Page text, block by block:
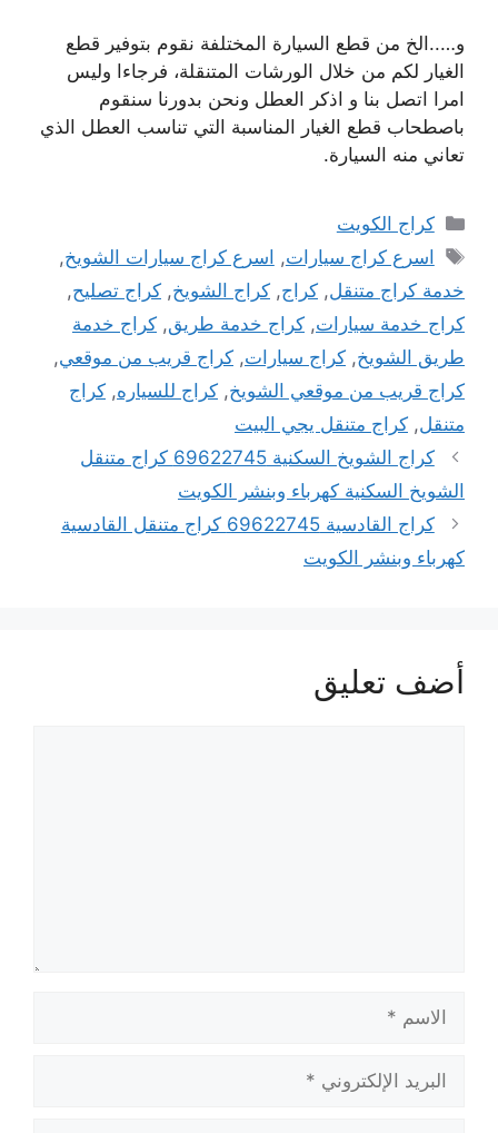
و…..الخ من قطع السيارة المختلفة نقوم بتوفير قطع
الغيار لكم من خلال الورشات المتنقلة، فرجاءا وليس
امرا اتصل بنا و اذكر العطل ونحن بدورنا سنقوم
باصطحاب قطع الغيار المناسبة التي تناسب العطل الذي
تعاني منه السيارة.
التصنيفات
كراج الكويت
الوسوم
اسرع كراج سيارات, اسرع كراج سيارات الشويخ,
خدمة كراج متنقل, كراج, كراج الشويخ, كراج تصليح,
كراج خدمة سيارات, كراج خدمة طريق, كراج خدمة
طريق الشويخ, كراج سيارات, كراج قريب من موقعي,
كراج قريب من موقعي الشويخ, كراج للسياره, كراج
متنقل, كراج متنقل يجي البيت
كراج الشويخ السكنية 69622745 كراج متنقل
الشويخ السكنية كهرباء وبنشر الكويت
كراج القادسية 69622745 كراج متنقل القادسية
كهرباء وبنشر الكويت
أضف تعليق
الإلكتروني